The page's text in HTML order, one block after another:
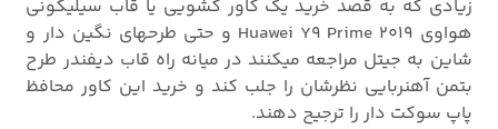
زیادی که به قصد خرید یک کاور کشویی یا قاب سیلیکونی
هواوی Huawei Y9 Prime 2019 و حتی طرحهای نگین دار و
شاین به جیتل مراجعه میکنند در میانه راه قاب دیفندر طرح
بتمن آهنربایی نظرشان را جلب کند و خرید این کاور محافظ
پاپ سوکت دار را ترجیح دهند.